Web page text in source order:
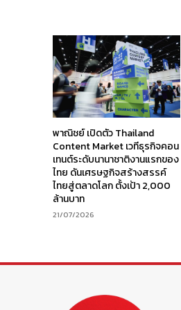
พาณิชย์ เปิดตัว Thailand
Content Market เวทีธุรกิจคอน
เทนต์ระดับนานาชาติงานแรกของ
ไทย ดันเศรษฐกิจสร้างสรรค์
ไทยสู่ตลาดโลก ตั้งเป้า 2,000
ล้านบาท
21/07/2026